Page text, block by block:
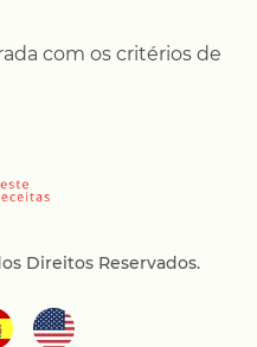
com os critérios de
Direitos Reservados.